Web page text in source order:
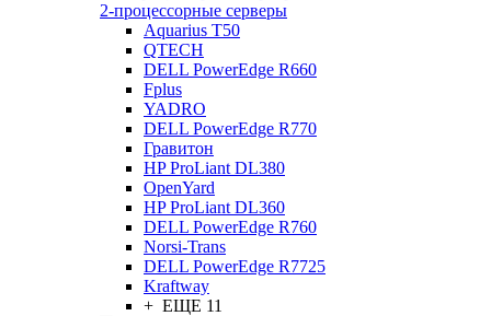
2-процессорные серверы
Aquarius T50
QTECH
DELL PowerEdge R660
Fplus
YADRO
DELL PowerEdge R770
Гравитон
HP ProLiant DL380
OpenYard
HP ProLiant DL360
DELL PowerEdge R760
Norsi-Trans
DELL PowerEdge R7725
Kraftway
+ ЕЩЕ 11